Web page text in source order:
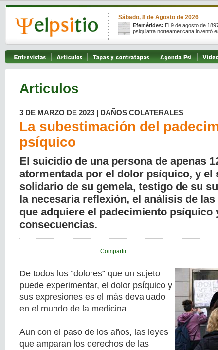
Sábado, 8 de Agosto de 2026
Efemérides: El 9 de agosto de
psiquiatra norteamericana inventó
Articulos
3 DE MARZO DE 2023 | DAÑOS COLATERALES
La subestimación del
psíquico
El suicidio de una persona de apenas
atormentada por el dolor psíquico, y el
solidario de su gemela, testigo de su
la necesaria reflexión, el análisis de
que adquiere el padecimiento psíquico
consecuencias.
Compartir
De todos los “dolores” que un sujeto
puede experimentar, el dolor psíquico y
sus expresiones es el más devaluado
en el mundo de la medicina.
Aun con el paso de los años, las leyes
que amparan los derechos de las